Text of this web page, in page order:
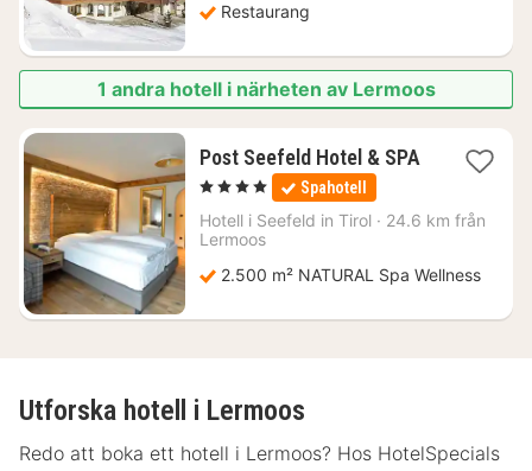
Restaurang
1 andra hotell i närheten av Lermoos
Post Seefeld Hotel & SPA
1
natt
från
3488
, 4 Stjärnor Spahotell
Hotell i Seefeld in Tirol · 24.6 km från
Lermoos
2.500 m² NATURAL Spa Wellness
Utforska hotell i Lermoos
Redo att boka ett hotell i Lermoos? Hos HotelSpecials